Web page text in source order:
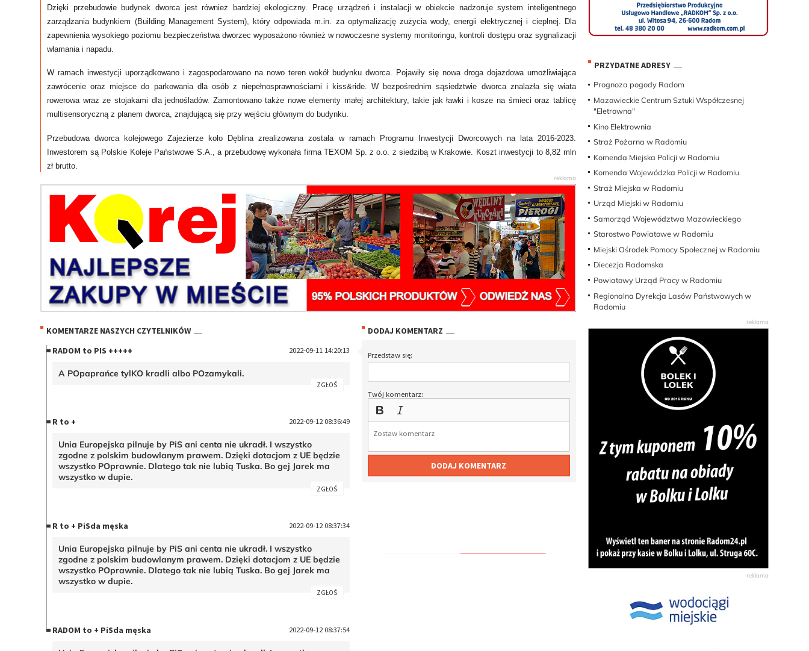
Dzięki przebudowie budynek dworca jest również bardziej ekologiczny. Pracę urządzeń i instalacji w obiekcie nadzoruje system inteligentnego
zarządzania budynkiem (Building Management System), który odpowiada m.in. za optymalizację zużycia wody, energii elektrycznej i cieplnej. Dla
zapewnienia wysokiego poziomu bezpieczeństwa dworzec wyposażono również w nowoczesne systemy monitoringu, kontroli dostępu oraz sygnalizacji
włamania i napadu.
W ramach inwestycji uporządkowano i zagospodarowano na nowo teren wokół budynku dworca. Pojawiły się nowa droga dojazdowa umożliwiająca
zawrócenie oraz miejsce do parkowania dla osób z niepełnosprawnościami i kiss&ride. W bezpośrednim sąsiedztwie dworca znalazła się wiata
rowerowa wraz ze stojakami dla jednośladów. Zamontowano także nowe elementy małej architektury, takie jak ławki i kosze na śmieci oraz tablicę
multisensoryczną z planem dworca, znajdującą się przy wejściu głównym do budynku.
Przebudowa dworca kolejowego Zajezierze koło Dęblina zrealizowana została w ramach Programu Inwestycji Dworcowych na lata 2016-2023.
Inwestorem są Polskie Koleje Państwowe S.A., a przebudowę wykonała firma TEXOM Sp. z o.o. z siedzibą w Krakowie. Koszt inwestycji to 8,82 mln
zł brutto.
KOMENTARZE NASZYCH CZYTELNIKÓW
RADOM to PIS +++++
2022-09-11 14:20:13
A POpaprańce tylKO kradli albo POzamykali.
ZGŁOŚ
R to + 2022-09-12 08:36:49
Unia Europejska pilnuje by PiS ani centa nie ukradł. I wszystko
zgodne z polskim budowlanym prawem. Dzięki dotacjom z UE będzie
wszystko POprawnie. Dlatego tak nie lubią Tuska. Bo gej Jarek ma
wszystko w dupie.
ZGŁOŚ
R to + PiSda męska 2022-09-12 08:37:34
Unia Europejska pilnuje by PiS ani centa nie ukradł. I wszystko
zgodne z polskim budowlanym prawem. Dzięki dotacjom z UE będzie
wszystko POprawnie. Dlatego tak nie lubią Tuska. Bo gej Jarek ma
wszystko w dupie.
ZGŁOŚ
RADOM to + PiSda męska 2022-09-12 08:37:54
DODAJ KOMENTARZ
Przedstaw się:
Twój komentarz:
DODAJ KOMENTARZ
PRZYDATNE ADRESY
Prognoza pogody Radom
Mazowieckie Centrum Sztuki Współczesnej
"Eletrowna"
Kino Elektrownia
Straż Pożarna w Radomiu
Komenda Miejska Policji w Radomiu
Komenda Wojewódzka Policji w Radomiu
Straż Miejska w Radomiu
Urząd Miejski w Radomiu
Samorząd Województwa Mazowieckiego
Starostwo Powiatowe w Radomiu
Miejski Ośrodek Pomocy Społecznej w Radomiu
Diecezja Radomska
Powiatowy Urząd Pracy w Radomiu
Regionalna Dyrekcja Lasów Państwowych w
Radomiu